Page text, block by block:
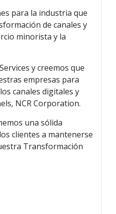
para la industria que
de canales y
minorista y la
y creemos que
empresas para
canales digitales y
NCR Corporation.
una sólida
clientes a mantenerse
Transformación